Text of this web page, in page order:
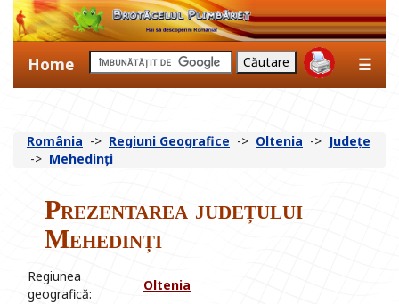
Home ☰
România -> Regiuni Geografice -> Oltenia -> Județe
-> Mehedinți
Prezentarea județului
Mehedinți
Regiunea
geografică:
Oltenia